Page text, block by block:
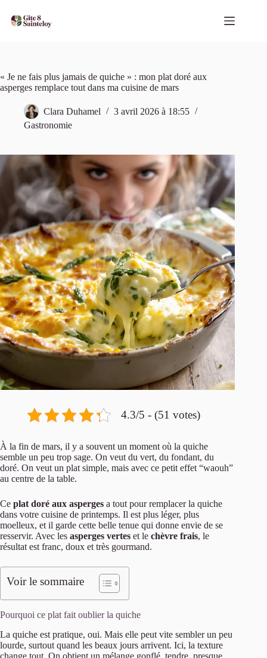
contenu
« Je ne fais plus jamais de quiche » : mon plat doré aux
asperges remplace tout dans ma cuisine de mars
Clara Duhamel
3 avril 2026 à 18:55
Gastronomie
4.3/5 - (51 votes)
À la fin de mars, il y a souvent un moment où la quiche
semble un peu trop sage. On veut du vert, du fondant, du
doré. On veut un plat simple, mais avec ce petit effet “waouh”
au centre de la table.
Ce plat doré aux asperges a tout pour remplacer la quiche
dans votre cuisine de printemps. Il est plus léger, plus
moelleux, et il garde cette belle tenue qui donne envie de se
resservir. Avec les asperges vertes et le chèvre frais, le
résultat est franc, doux et très gourmand.
Voir le sommaire
Pourquoi ce plat fait oublier la quiche
La quiche est pratique, oui. Mais elle peut vite sembler un peu
lourde, surtout quand les beaux jours arrivent. Ici, la texture
change tout. On obtient un mélange gonflé, tendre, presque